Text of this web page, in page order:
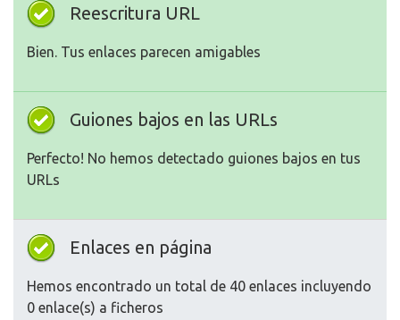
Reescritura URL
Bien. Tus enlaces parecen amigables
Guiones bajos en las URLs
Perfecto! No hemos detectado guiones bajos en tus
URLs
Enlaces en página
Hemos encontrado un total de 40 enlaces incluyendo
0 enlace(s) a ficheros